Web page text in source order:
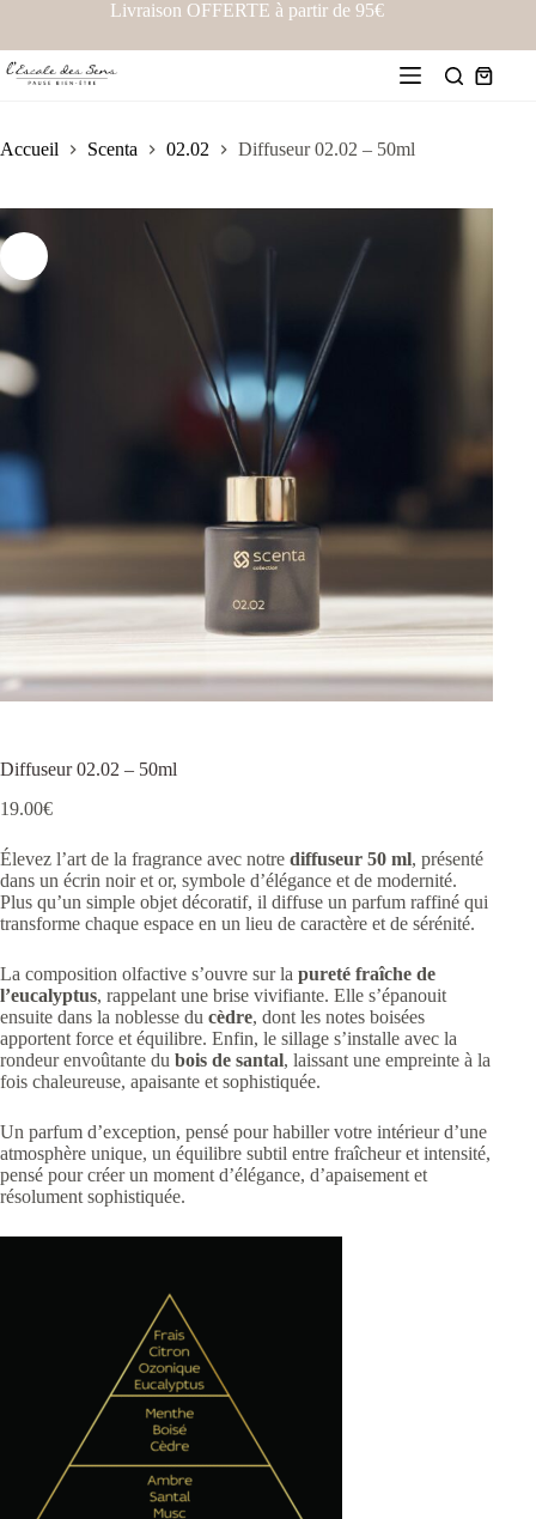
Livraison OFFERTE à partir de 95€
Accueil Scenta 02.02 Diffuseur 02.02 – 50ml
Diffuseur 02.02 – 50ml
19.00€
Élevez l’art de la fragrance avec notre diffuseur 50 ml, présenté
dans un écrin noir et or, symbole d’élégance et de modernité.
Plus qu’un simple objet décoratif, il diffuse un parfum raffiné qui
transforme chaque espace en un lieu de caractère et de sérénité.
La composition olfactive s’ouvre sur la pureté fraîche de
l’eucalyptus, rappelant une brise vivifiante. Elle s’épanouit
ensuite dans la noblesse du cèdre, dont les notes boisées
apportent force et équilibre. Enfin, le sillage s’installe avec la
rondeur envoûtante du bois de santal, laissant une empreinte à la
fois chaleureuse, apaisante et sophistiquée.
Un parfum d’exception, pensé pour habiller votre intérieur d’une
atmosphère unique, un équilibre subtil entre fraîcheur et intensité,
pensé pour créer un moment d’élégance, d’apaisement et
résolument sophistiquée.